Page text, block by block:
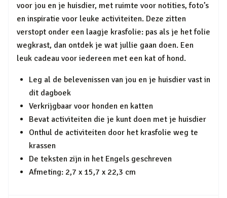
voor jou en je huisdier, met ruimte voor notities, foto’s
en inspiratie voor leuke activiteiten. Deze zitten
verstopt onder een laagje krasfolie: pas als je het folie
wegkrast, dan ontdek je wat jullie gaan doen. Een
leuk cadeau voor iedereen met een kat of hond.
Leg al de belevenissen van jou en je huisdier vast in
dit dagboek
Verkrijgbaar voor honden en katten
Bevat activiteiten die je kunt doen met je huisdier
Onthul de activiteiten door het krasfolie weg te
krassen
De teksten zijn in het Engels geschreven
Afmeting: 2,7 x 15,7 x 22,3 cm